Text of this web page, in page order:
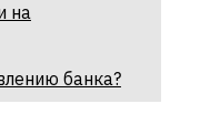
на
банка?